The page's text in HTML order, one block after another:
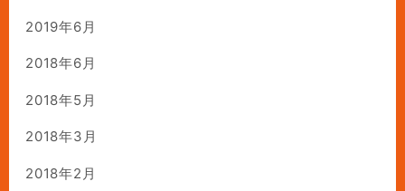
2019年6月
2018年6月
2018年5月
2018年3月
2018年2月